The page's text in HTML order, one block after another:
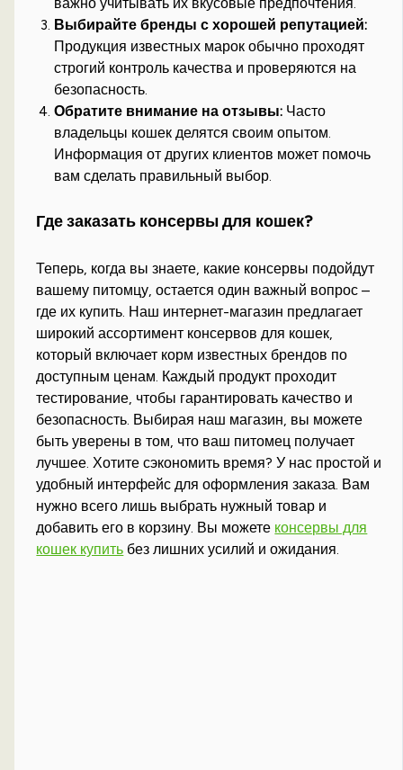
важно учитывать их вкусовые предпочтения.
Выбирайте бренды с хорошей репутацией:
Продукция известных марок обычно проходят
строгий контроль качества и проверяются на
безопасность.
Обратите внимание на отзывы: Часто
владельцы кошек делятся своим опытом.
Информация от других клиентов может помочь
вам сделать правильный выбор.
Где заказать консервы для кошек?
Теперь, когда вы знаете, какие консервы подойдут
вашему питомцу, остается один важный вопрос –
где их купить. Наш интернет-магазин предлагает
широкий ассортимент консервов для кошек,
который включает корм известных брендов по
доступным ценам. Каждый продукт проходит
тестирование, чтобы гарантировать качество и
безопасность. Выбирая наш магазин, вы можете
быть уверены в том, что ваш питомец получает
лучшее. Хотите сэкономить время? У нас простой и
удобный интерфейс для оформления заказа. Вам
нужно всего лишь выбрать нужный товар и
добавить его в корзину. Вы можете консервы для
кошек купить без лишних усилий и ожидания.